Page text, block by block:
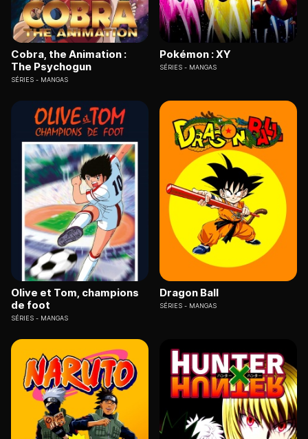
Cobra, the Animation :
The Psychogun
SÉRIES MANGAS
Pokémon : XY
SÉRIES MANGAS
Olive et Tom, champions
de foot
SÉRIES MANGAS
Dragon Ball
SÉRIES MANGAS